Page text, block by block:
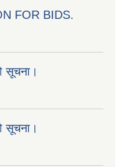
FOR BIDS.
सूचना।
सूचना।